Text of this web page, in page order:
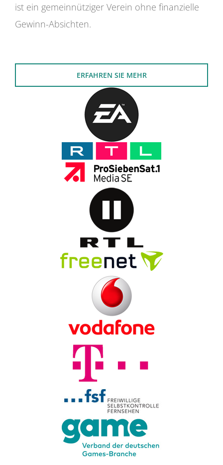
ist ein gemeinnütziger Verein ohne finanzielle
Gewinn-Absichten.
ERFAHREN SIE MEHR